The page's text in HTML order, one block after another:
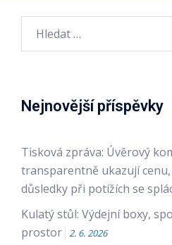
Nejnovější příspěvky
Tisková zpráva: Úvěrový
transparentně ukazují
důsledky při potížích se
Kulatý stůl: Výdejní boxy,
prostor 2. 6. 2026